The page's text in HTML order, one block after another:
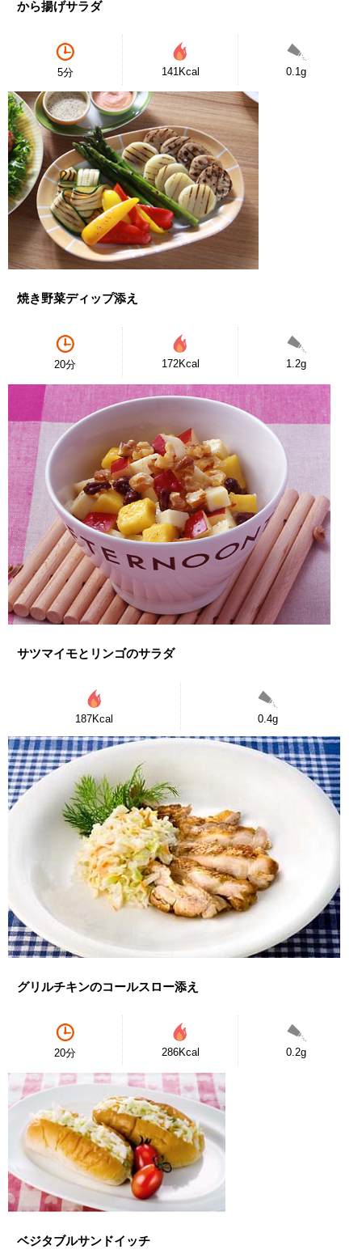
から揚げサラダ
5分 141Kcal 0.1g
焼き野菜ディップ添え
20分 172Kcal 1.2g
サツマイモとリンゴのサラダ
187Kcal 0.4g
グリルチキンのコールスロー添え
20分 286Kcal 0.2g
ベジタブルサンドイッチ